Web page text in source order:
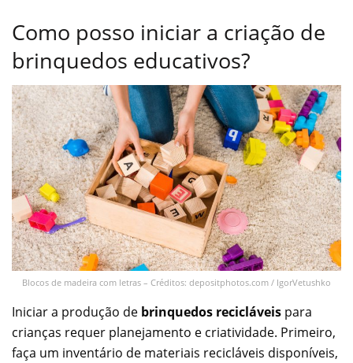
Como posso iniciar a criação de
brinquedos educativos?
Blocos de madeira com letras – Créditos: depositphotos.com / IgorVetushko
Iniciar a produção de brinquedos recicláveis para
crianças requer planejamento e criatividade. Primeiro,
faça um inventário de materiais recicláveis disponíveis,